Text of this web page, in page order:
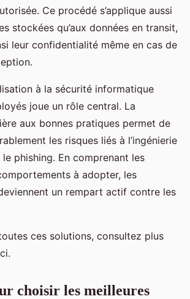
Ce procédé s’applique aussi
stockées qu’aux données en transit,
leur confidentialité même en cas de
à la sécurité informatique
joue un rôle central. La
aux bonnes pratiques permet de
les risques liés à l’ingénierie
phishing. En comprenant les
à adopter, les
un rempart actif contre les
ces solutions, consultez plus
choisir les meilleures